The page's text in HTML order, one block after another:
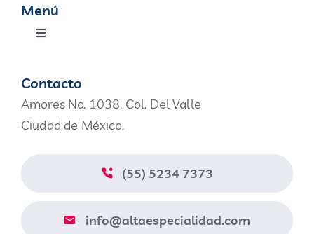
Menú
Toggle
Contacto
Amores No. 1038, Col. Del Valle
Ciudad de México.
(55) 5234 7373
info@altaespecialidad.com